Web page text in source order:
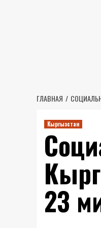
ГЛАВНАЯ
Кыргызстан
23